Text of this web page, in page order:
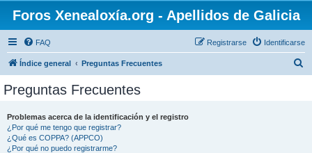
Foros Xenealoxía.org - Apellidos de Galicia
FAQ Identificarse
Registrarse
Índice general Preguntas Frecuentes
Preguntas Frecuentes
Problemas acerca de la identificación y el registro
¿Por qué me tengo que registrar?
¿Qué es COPPA? (APPCO)
¿Por qué no puedo registrarme?